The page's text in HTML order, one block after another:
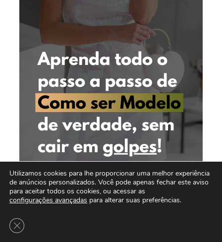
Utilizamos cookies para lhe proporcionar uma melhor experiência
de anúncios personalizados. Você pode apenas fechar este aviso
para aceitar todos os cookies, ou acessar as
configurações avançadas para alterar suas preferências.
Close GDPR Cookie Banner